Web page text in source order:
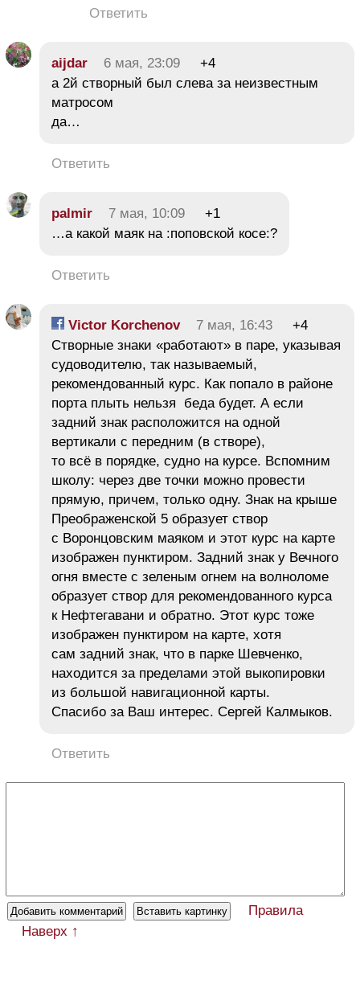
Ответить
aijdar 6 мая, 23:09
+4
а 2й створный был слева за неизвестным
матросом
да…
Ответить
palmir 7 мая, 10:09
+1
…а какой маяк на :поповской косе:?
Ответить
Victor Korchenov 7 мая, 16:43
+4
Створные знаки «работают» в паре, указывая
судоводителю, так называемый,
рекомендованный курс. Как попало в районе
порта плыть нельзя беда будет. А если
задний знак расположится на одной
вертикали с передним (в створе),
то всё в порядке, судно на курсе. Вспомним
школу: через две точки можно провести
прямую, причем, только одну. Знак на крыше
Преображенской 5 образует створ
с Воронцовским маяком и этот курс на карте
изображен пунктиром. Задний знак у Вечного
огня вместе с зеленым огнем на волноломе
образует створ для рекомендованного курса
к Нефтегавани и обратно. Этот курс тоже
изображен пунктиром на карте, хотя
сам задний знак, что в парке Шевченко,
находится за пределами этой выкопировки
из большой навигационной карты.
Спасибо за Ваш интерес. Сергей Калмыков.
Ответить
Правила
Наверх ↑